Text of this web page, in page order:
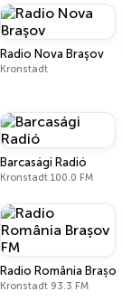
Radio Nova Braşov
Kronstadt
Barcasági Radió
Kronstadt 100.0 FM
Radio România Brașov
Kronstadt 93.3 FM